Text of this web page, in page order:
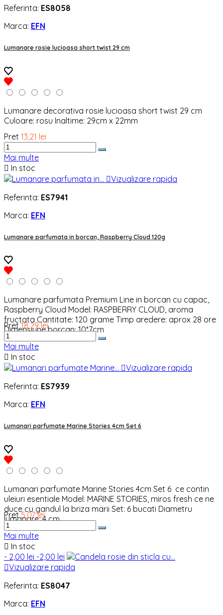
Referinta: ES8058
Marca: EFN
Lumanare rosie lucioasa short twist 29 cm
Lumanare decorativa rosie lucioasa short twist 29 cm
Culoare: rosu Inaltime: 29cm x 22mm
Pret 13,21 lei
Mai multe
 In stoc
Vizualizare rapida
Referinta: ES7941
Marca: EFN
Lumanare parfumata in borcan, Raspberry Cloud 120g
Lumanare parfumata Premium Line in borcan cu capac,
Raspberry Cloud Model: RASPBERRY CLOUD, aroma
fructata Cantitate: 120 grame Timp aredere: aprox 28 ore
Dimensiune borcan: 10*7cm
Pret 18,29 lei
Mai multe
 In stoc
Vizualizare rapida
Referinta: ES7939
Marca: EFN
Lumanari parfumate Marine Stories 4cm Set 6
Lumanari parfumate Marine Stories 4cm Set 6 ce contin
uleiuri esentiale Model: MARINE STORIES, miros fresh ce ne
duce cu gandul la briza marii Set: 6 bucati Diametru
lumanare: 4 cm
Pret 5,07 lei
Mai multe
 In stoc
- 2,00 lei -2,00 lei
Vizualizare rapida
Referinta: ES8047
Marca: EFN